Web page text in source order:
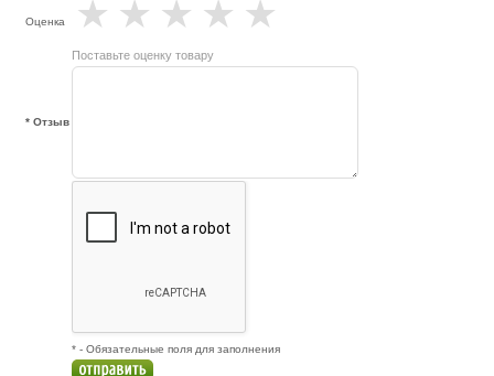
Оценка ★
★
★
★
★
Поставьте оценку товару
* Отзыв
* - Обязательные поля для заполнения